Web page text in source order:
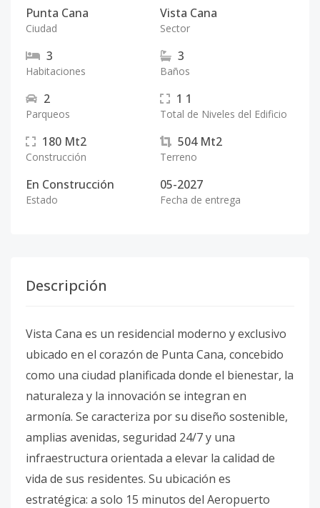
Punta Cana
Ciudad
Vista Cana
Sector
3
Habitaciones
3
Baños
2
Parqueos
1 1
Total de Niveles del Edificio
180 Mt2
Construcción
504 Mt2
Terreno
En Construcción
Estado
05-2027
Fecha de entrega
Descripción
Vista Cana es un residencial moderno y exclusivo
ubicado en el corazón de Punta Cana, concebido
como una ciudad planificada donde el bienestar, la
naturaleza y la innovación se integran en
armonía. Se caracteriza por su diseño sostenible,
amplias avenidas, seguridad 24/7 y una
infraestructura orientada a elevar la calidad de
vida de sus residentes. Su ubicación es
estratégica: a solo 15 minutos del Aeropuerto